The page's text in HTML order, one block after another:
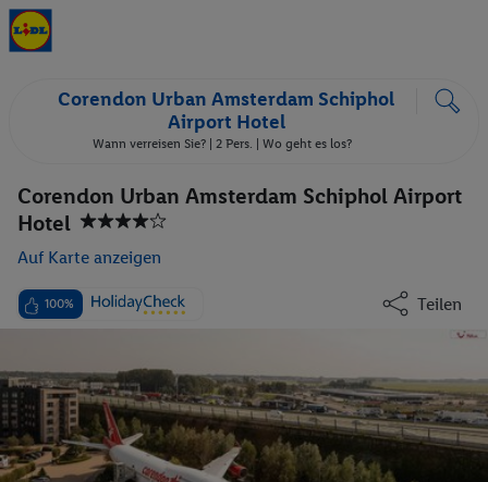
Corendon Urban Amsterdam Schiphol
Airport Hotel
Wann verreisen Sie? | 2 Pers. | Wo geht es los?
Corendon Urban Amsterdam Schiphol Airport
Hotel
Auf Karte anzeigen
100% Teilen